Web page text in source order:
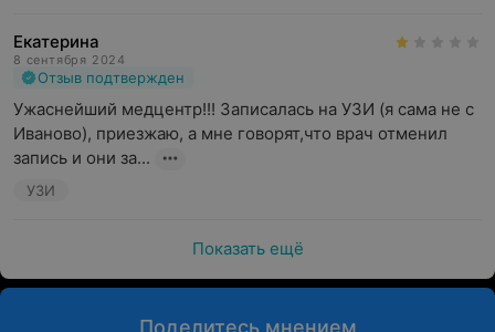
Екатерина
8 сентября 2024
Отзыв подтвержден
Ужаснейший медцентр!!! Записалась на УЗИ (я сама не с
Иваново), приезжаю, а мне говорят,что врач отменил
запись и они за...
УЗИ
Показать ещё
Поделитесь мнением